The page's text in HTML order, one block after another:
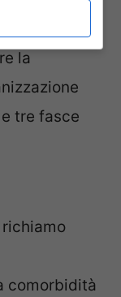
la
tre fasce
comorbidità